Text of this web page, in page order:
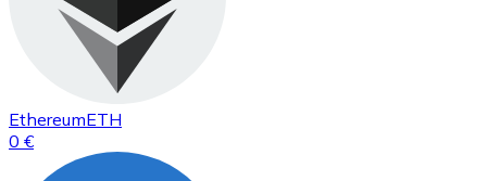
EthereumETH
0 €